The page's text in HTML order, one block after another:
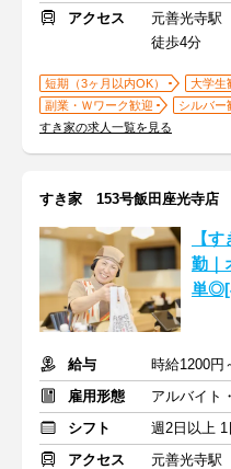
アクセス
元善光寺駅
徒歩4分
短期（3ヶ月以内OK） 大学生
副業・Ｗワーク歓迎
シルバー
すき家の求人一覧を見る
すき家 153号飯田座光寺店
【
勤｜
単◎[
給与
雇用形態
アルバイト
シフト
週2日以上
アクセス
元善光寺駅